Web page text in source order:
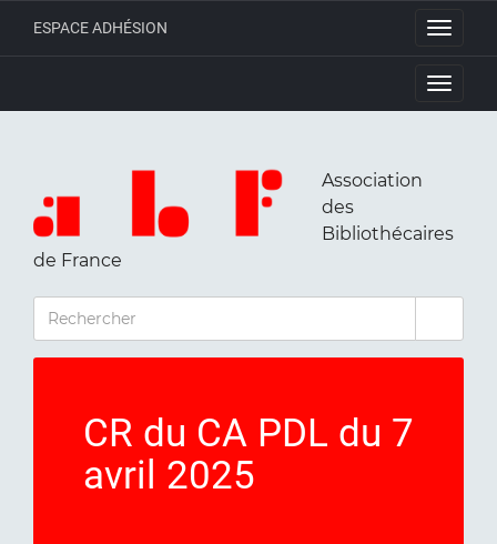
Toggle
ESPACE ADHÉSION
Toggle
Association
des
Bibliothécaires
de France
RECHERCHER
CR du CA PDL du 7
avril 2025